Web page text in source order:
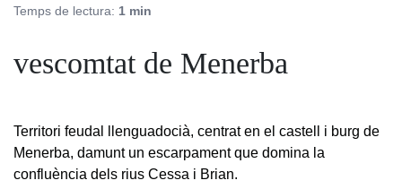
Temps de lectura: 1 min
vescomtat de Menerba
Territori feudal llenguadocià, centrat en el castell i burg de
Menerba, damunt un escarpament que domina la
confluència dels rius Cessa i Brian.